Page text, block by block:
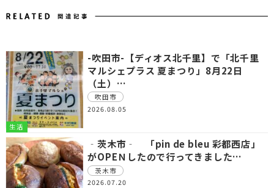
生活
-吹田市-【ディオス北千里】で「北千里
マルシェプラス 夏まつり」8月22日
（土）…
吹田市
2026.08.05
‐茨木市‐ 「pin de bleu 彩都西店」
がOPEＮしたので行ってきました…
茨木市
2026.07.20